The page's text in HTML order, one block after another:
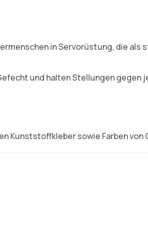
in Servorüstung, die
und halten Stellungen gegen
Kunststoffkleber sowie Farben von